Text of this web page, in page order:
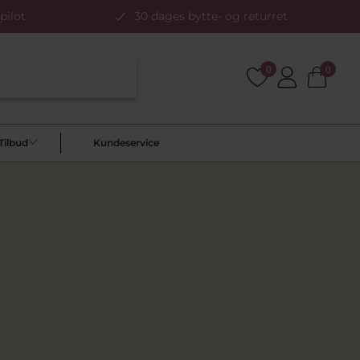
30 dages bytte- og returret
0 0
Kundeservice